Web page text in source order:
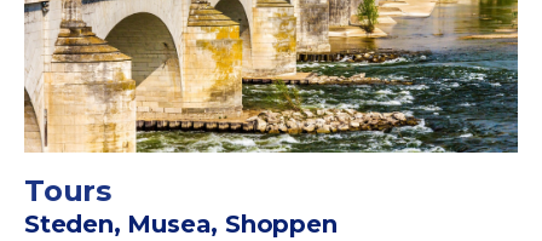
Tours
Steden, Musea, Shoppen